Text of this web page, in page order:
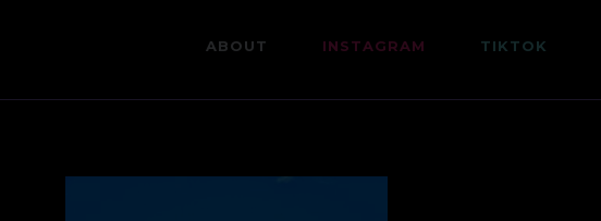
ABOUT INSTAGRAM TIKTOK